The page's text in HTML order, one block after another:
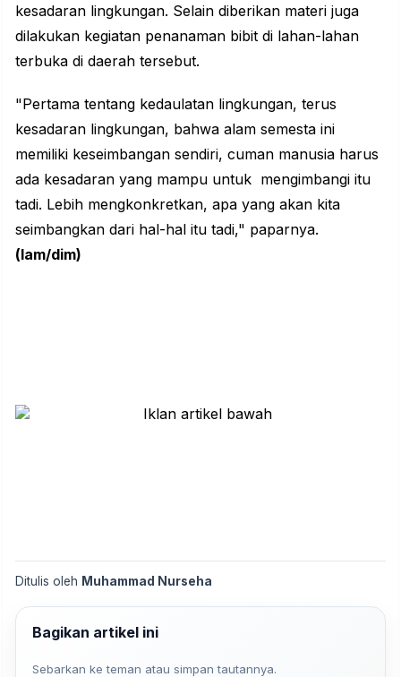
kesadaran lingkungan. Selain diberikan materi juga
dilakukan kegiatan penanaman bibit di lahan-lahan
terbuka di daerah tersebut.
"Pertama tentang kedaulatan lingkungan, terus
kesadaran lingkungan, bahwa alam semesta ini
memiliki keseimbangan sendiri, cuman manusia harus
ada kesadaran yang mampu untuk mengimbangi itu
tadi. Lebih mengkonkretkan, apa yang akan kita
seimbangkan dari hal-hal itu tadi," paparnya.
(lam/dim)
Ditulis oleh Muhammad Nurseha
Bagikan artikel ini
Sebarkan ke teman atau simpan tautannya.